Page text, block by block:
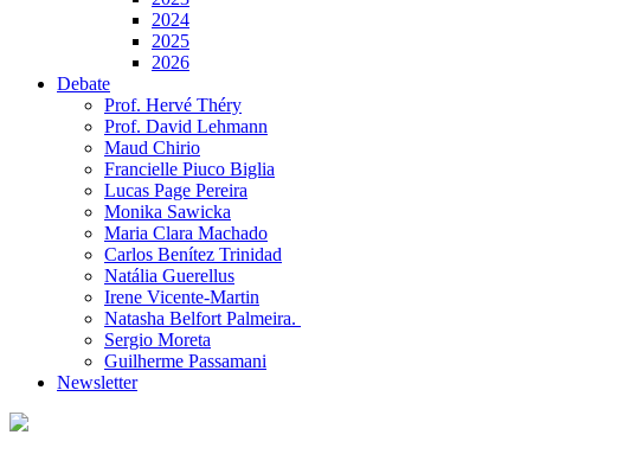
2024
2025
2026
Debate
Prof. Hervé Théry
Prof. David Lehmann
Maud Chirio
Francielle Piuco Biglia
Lucas Page Pereira
Monika Sawicka
Maria Clara Machado
Carlos Benítez Trinidad
Natália Guerellus
Irene Vicente-Martin
Natasha Belfort Palmeira.
Sergio Moreta
Guilherme Passamani
Newsletter